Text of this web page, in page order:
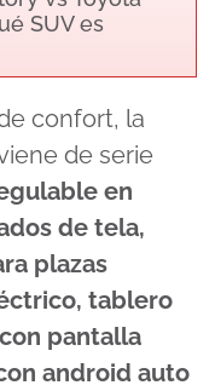
SUV es
confort, la
de serie
en
de tela,
plazas
tablero
pantalla
android auto